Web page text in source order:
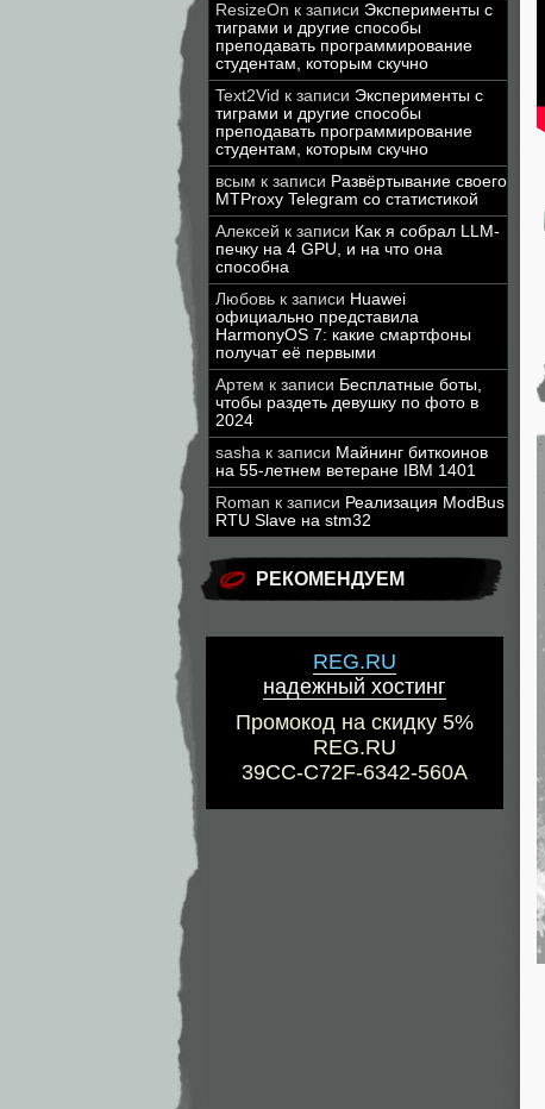
ResizeOn к записи Эксперименты с
тиграми и другие способы
преподавать программирование
студентам, которым скучно
Text2Vid к записи Эксперименты с
тиграми и другие способы
преподавать программирование
студентам, которым скучно
всым к записи Развёртывание своего
MTProxy Telegram со статистикой
Алексей к записи Как я собрал LLM-
печку на 4 GPU, и на что она
способна
Любовь к записи Huawei
официально представила
HarmonyOS 7: какие смартфоны
получат её первыми
Артем к записи Бесплатные боты,
чтобы раздеть девушку по фото в
2024
sasha к записи Майнинг биткоинов
на 55-летнем ветеране IBM 1401
Roman к записи Реализация ModBus
RTU Slave на stm32
РЕКОМЕНДУЕМ
REG.RU
надежный хостинг
Промокод на скидку 5%
REG.RU
39CC-C72F-6342-560A